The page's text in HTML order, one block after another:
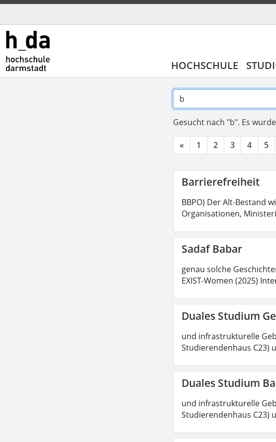
HOCHSCHULE
Gesucht nach "b". Es
« 1 2 3 4 5
Barrierefreiheit
BBPO) Der Alt-Bestand
Organisationen,
Sadaf Babar
genau solche
EXIST-Women (2025)
Duales Studium
und infrastrukturelle
Studierendenhaus C23)
Duales Studium
und infrastrukturelle
Studierendenhaus C23)